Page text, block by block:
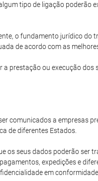
tipo de ligação
o fundamento jurídico
de acordo com as
ou execução
comunicados a empresas
de diferentes Estados.
os seus dados poderão
expedições e
em